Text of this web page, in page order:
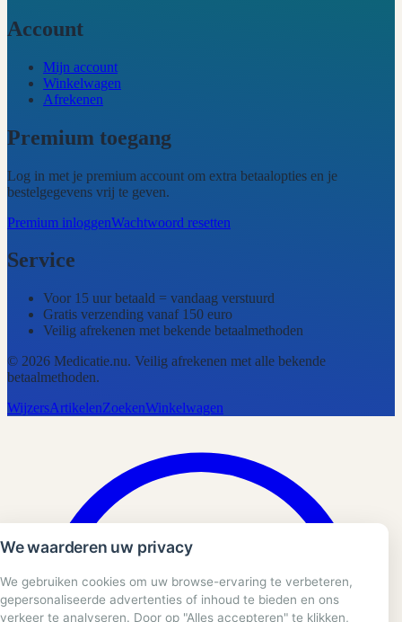
Account
Mijn account
Winkelwagen
Afrekenen
Premium toegang
Log in met je premium account om extra betaalopties en je
bestelgegevens vrij te geven.
Premium inloggenWachtwoord resetten
Service
Voor 15 uur betaald = vandaag verstuurd
Gratis verzending vanaf 150 euro
Veilig afrekenen met bekende betaalmethoden
© 2026 Medicatie.nu. Veilig afrekenen met alle bekende
betaalmethoden.
WijzersArtikelenZoekenWinkelwagen
We waarderen uw privacy
We gebruiken cookies om uw browse-ervaring te verbeteren,
gepersonaliseerde advertenties of inhoud te bieden en ons
verkeer te analyseren. Door op "Alles accepteren" te klikken,